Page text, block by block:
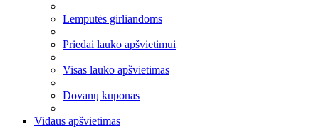
Lemputės girliandoms
Priedai lauko apšvietimui
Visas lauko apšvietimas
Dovanų kuponas
Vidaus apšvietimas